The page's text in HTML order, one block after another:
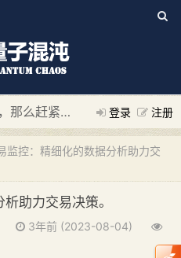
登录 注册
如果您觉得本站非常有看点，那么赶紧使用Ctrl+D 收藏我们吧
新添加量子混沌系统板块，欢迎大家访问！
---“量子混沌系
监控：精细化的数据分析助力交
助力交易决策。
3年前 (2023-08-04)